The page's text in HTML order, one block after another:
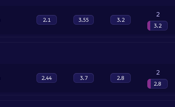
2.1 3.55 3.2
2
3.2
2.44 3.7 2.8
2
2.8